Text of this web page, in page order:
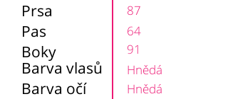
Prsa 87
Barva vlasů
Barva očí
64
91
Hnědá
Hnědá
Pas
Boky